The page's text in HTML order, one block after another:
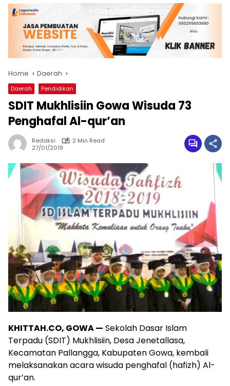
Home Daerah
Daerah Pendidikan
SDIT Mukhlisiin Gowa Wisuda 73
Penghafal Al-qur’an
Redaksi
2 Min Read
27/01/2019
KHITTAH.CO, GOWA — Sekolah Dasar Islam
Terpadu (SDIT) Mukhlisiin, Desa Jenetallasa,
Kecamatan Pallangga, Kabupaten Gowa, kembali
melaksanakan acara wisuda penghafal (hafizh) Al-
qur’an.